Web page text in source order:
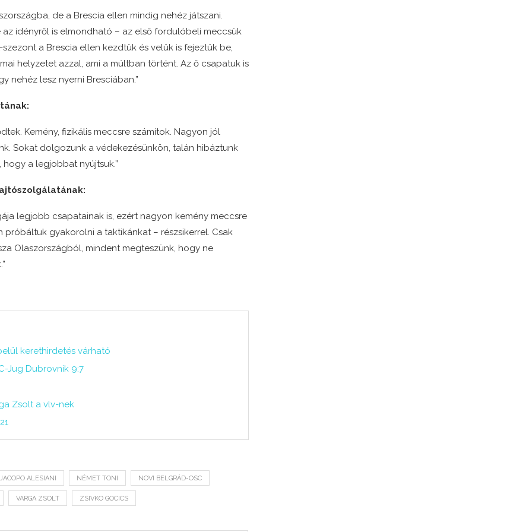
de a Brescia ellen mindig nehéz játszani.
idényről is elmondható – az első fordulóbeli meccsük
a Brescia ellen kezdtük és velük is fejeztük be,
helyzetet azzal, ami a múltban történt. Az ő csapatuk is
nehéz lesz nyerni Bresciában.”
Kemény, fizikális meccsre számítok. Nagyon jól
Sokat dolgozunk a védekezésünkön, talán hibáztunk
a legjobbat nyújtsuk.”
legjobb csapatainak is, ezért nagyon kemény meccsre
próbáltuk gyakorolni a taktikánkat – részsikerrel. Csak
Olaszországból, mindent megteszünk, hogy ne
kerethirdetés várható
Jug Dubrovnik 9:7
Zsolt a vlv-nek
JACOPO ALESIANI NÉMET TONI NOVI BELGRÁD-OSC
VARGA ZSOLT ZSIVKO GOCICS